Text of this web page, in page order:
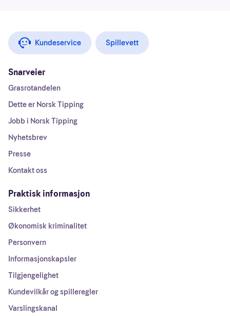
Kundeservice Spillevett
Snarveier
Grasrotandelen
Dette er Norsk Tipping
Jobb i Norsk Tipping
Nyhetsbrev
Presse
Kontakt oss
Praktisk informasjon
Sikkerhet
Økonomisk kriminalitet
Personvern
Informasjonskapsler
Tilgjengelighet
Kundevilkår og spilleregler
Varslingskanal